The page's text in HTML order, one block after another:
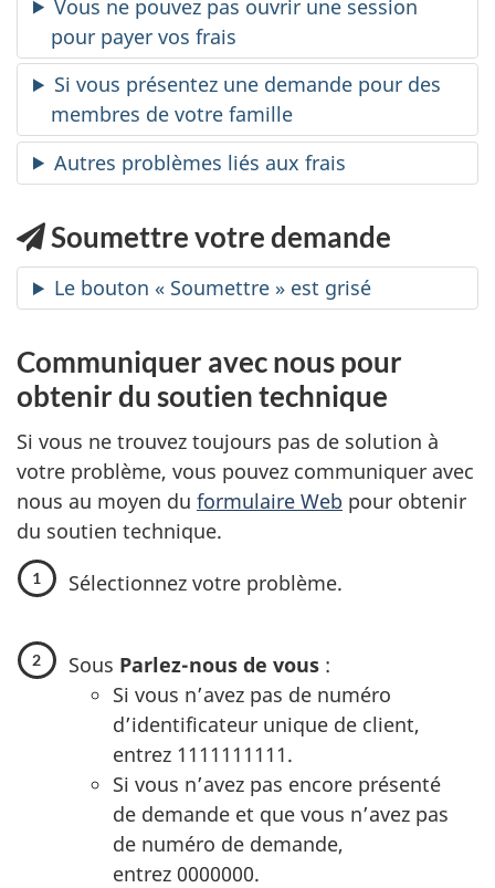
Vous ne pouvez pas ouvrir une session
pour payer vos frais
Si vous présentez une demande pour des
membres de votre famille
Autres problèmes liés aux frais
Soumettre votre demande
Le bouton « Soumettre » est grisé
Communiquer avec nous pour
obtenir du soutien technique
Si vous ne trouvez toujours pas de solution à
votre problème, vous pouvez communiquer avec
nous au moyen du formulaire Web pour obtenir
du soutien technique.
Sélectionnez votre problème.
Sous Parlez-nous de vous :
Si vous n’avez pas de numéro
d’identificateur unique de client,
entrez 1111111111.
Si vous n’avez pas encore présenté
de demande et que vous n’avez pas
de numéro de demande,
entrez 0000000.